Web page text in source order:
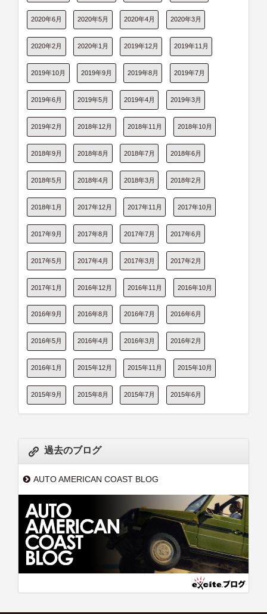
2020年6月 2020年5月 2020年4月 2020年3月
2020年2月 2020年1月 2019年12月 2019年11月
2019年10月 2019年9月 2019年8月 2019年7月
2019年6月 2019年5月 2019年4月 2019年3月
2019年2月 2018年12月 2018年11月 2018年10月
2018年9月 2018年8月 2018年7月 2018年6月
2018年5月 2018年4月 2018年3月 2018年2月
2018年1月 2017年12月 2017年11月 2017年10月
2017年9月 2017年8月 2017年7月 2017年6月
2017年5月 2017年4月 2017年3月 2017年2月
2017年1月 2016年12月 2016年11月 2016年10月
2016年9月 2016年8月 2016年7月 2016年6月
2016年5月 2016年4月 2016年3月 2016年2月
2016年1月 2015年12月 2015年11月 2015年10月
2015年9月 2015年8月 2015年7月 2015年6月
過去のブログ
AUTO AMERICAN COAST BLOG